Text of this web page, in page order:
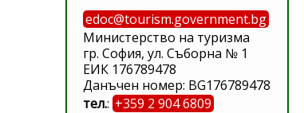
edoc@tourism.government.bg
Министерство на туризма
гр. София, ул. Съборна № 1
ЕИК 176789478
Данъчен номер: BG176789478
тел.: +359 2 904 6809